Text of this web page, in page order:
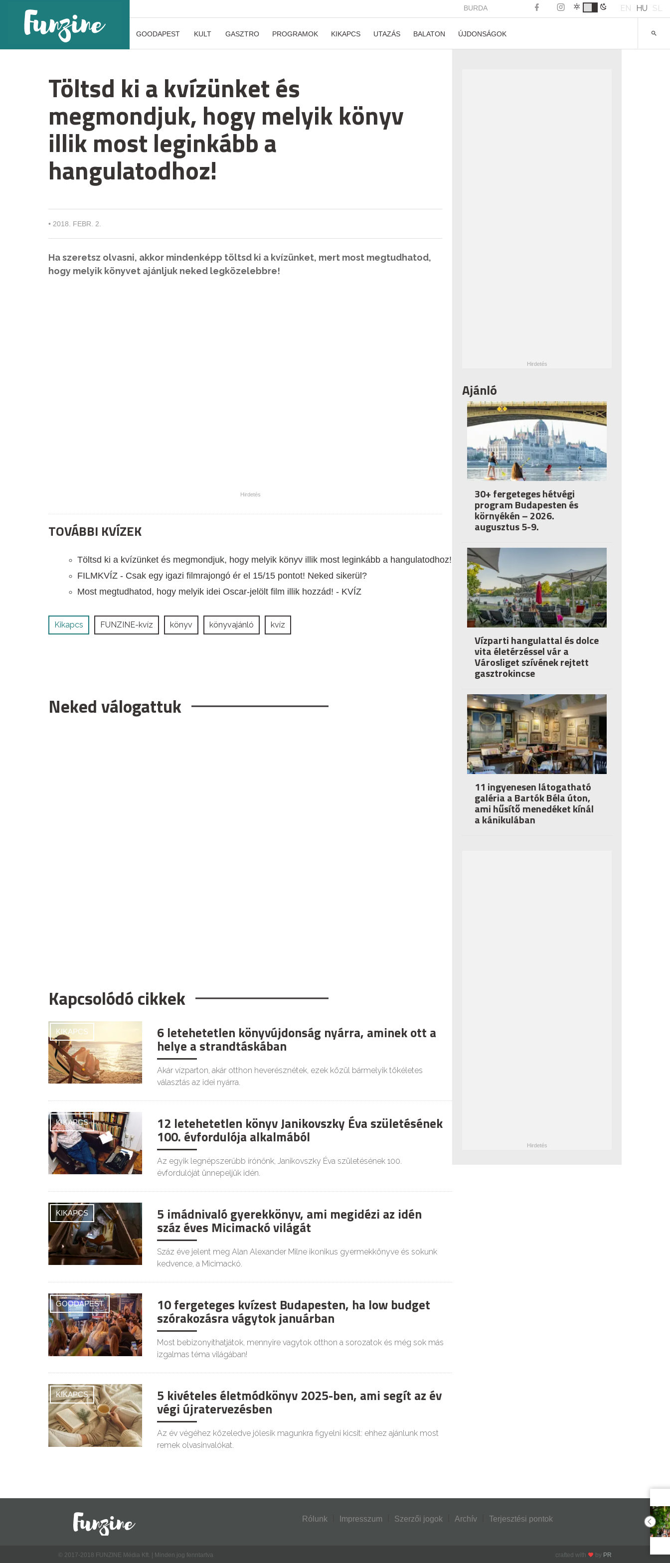
BURDA EN HU SL
GOODAPEST KULT GASZTRO PROGRAMOK KIKAPCS UTAZÁS BALATON ÚJDONSÁGOK
Töltsd ki a kvízünket és
megmondjuk, hogy melyik könyv
illik most leginkább a
hangulatodhoz!
• 2018. FEBR. 2.
Ha szeretsz olvasni, akkor mindenképp töltsd ki a kvízünket, mert most megtudhatod,
hogy melyik könyvet ajánljuk neked legközelebbre!
TOVÁBBI KVÍZEK
Töltsd ki a kvízünket és megmondjuk, hogy melyik könyv illik most leginkább a hangulatodhoz!
FILMKVÍZ - Csak egy igazi filmrajongó ér el 15/15 pontot! Neked sikerül?
Most megtudhatod, hogy melyik idei Oscar-jelölt film illik hozzád! - KVÍZ
Kikapcs FUNZINE-kvíz könyv könyvajánló kvíz
Neked válogattuk
Kapcsolódó cikkek
KIKAPCS 6 letehetetlen könyvújdonság nyárra, aminek ott a
helye a strandtáskában
Akár vízparton, akár otthon heverésznétek, ezek közül bármelyik tökéletes
választás az idei nyárra.
KIKAPCS 12 letehetetlen könyv Janikovszky Éva születésének
100. évfordulója alkalmából
Az egyik legnépszerűbb írónőnk, Janikovszky Éva születésének 100.
évfordulóját ünnepeljük idén.
KIKAPCS 5 imádnivaló gyerekkönyv, ami megidézi az idén
száz éves Micimackó világát
Száz éve jelent meg Alan Alexander Milne ikonikus gyermekkönyve és sokunk
kedvence, a Micimackó.
GOODAPEST 10 fergeteges kvízest Budapesten, ha low budget
szórakozásra vágytok januárban
Most bebizonyíthatjátok, mennyire vagytok otthon a sorozatok és még sok más
izgalmas téma világában!
KIKAPCS 5 kivételes életmódkönyv 2025-ben, ami segít az év
végi újratervezésben
Az év végéhez közeledve jólesik magunkra figyelni kicsit: ehhez ajánlunk most
remek olvasinvalókat.
Ajánló
30+ fergeteges hétvégi
program Budapesten és
környékén – 2026.
augusztus 5-9.
Vízparti hangulattal és dolce
vita életérzéssel vár a
Városliget szívének rejtett
gasztrokincse
11 ingyenesen látogatható
galéria a Bartók Béla úton,
ami hűsítő menedéket kínál
a kánikulában
Rólunk Impresszum Szerzői jogok Archív Terjesztési pontok
© 2017-2018 FUNZINE Média Kft. | Minden jog fenntartva crafted with by PR